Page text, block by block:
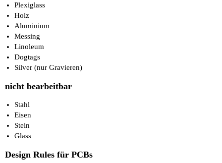
Plexiglass
Holz
Aluminium
Messing
Linoleum
Dogtags
Silver (nur Gravieren)
nicht bearbeitbar
Stahl
Eisen
Stein
Glass
Design Rules für PCBs